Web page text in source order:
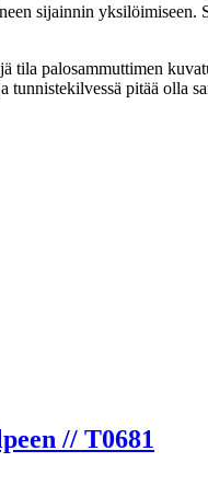
sijainnin
tila palosammuttimen
pitää olla
// T0681